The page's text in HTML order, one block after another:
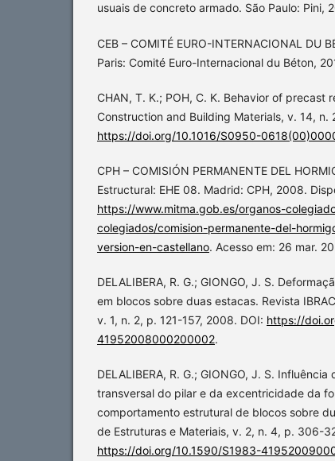
usuais de concreto armado. São Paulo: Pini,
CEB – COMITÉ EURO-INTERNACIONAL DU
Paris: Comité Euro-Internacional du Béton,
CHAN, T. K.; POH, C. K. Behavior of precast
Construction and Building Materials, v. 14,
https://doi.org/10.1016/S0950-
CPH – COMISIÓN PERMANENTE DEL
Estructural: EHE 08. Madrid: CPH, 2008.
https://www.mitma.gob.es/organos-
colegiados/comision-permanente-del-
version-en-castellano. Acesso em: 26 mar.
DELALIBERA, R. G.; GIONGO, J. S.
em blocos sobre duas estacas. Revista
v. 1, n. 2, p. 121-157, 2008. DOI: https://
41952008000200002.
DELALIBERA, R. G.; GIONGO, J. S.
transversal do pilar e da excentricidade da
comportamento estrutural de blocos sobre
de Estruturas e Materiais, v. 2, n. 4, p. 306-
https://doi.org/10.1590/S1983-